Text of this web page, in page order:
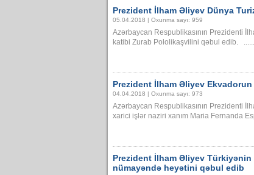
Prezident İlham Əliyev Dünya
05.04.2018 | Oxunma sayı: 959
Azərbaycan Respublikasının Prezidenti
katibi Zurab Pololikaşvilini qəbul edib. ......
Prezident İlham Əliyev
04.04.2018 | Oxunma sayı: 973
Azərbaycan Respublikasının Prezidenti
xarici işlər naziri xanım Maria Fernanda
Prezident İlham Əliyev
nümayəndə heyətini qəbul edib